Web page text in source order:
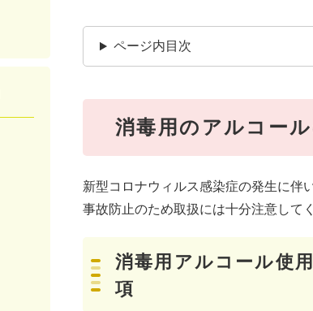
ページ内目次
消毒用のアルコー
新型コロナウィルス感染症の発生に伴
事故防止のため取扱には十分注意して
消毒用アルコール使
項